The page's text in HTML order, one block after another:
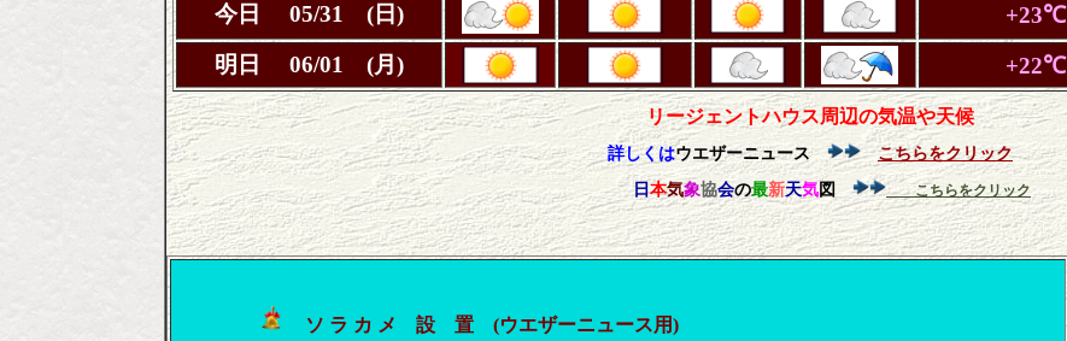
今日 05/31 (日)
+23℃
明日 06/01 (月)
+22℃
リージェントハウス周辺の気温や天候
詳しくはウエザーニュース
こちらをクリック
日本気象協会の最新天気図 こちらをクリック
ソ ラ カ メ 設 置 (ウエザーニュース用)